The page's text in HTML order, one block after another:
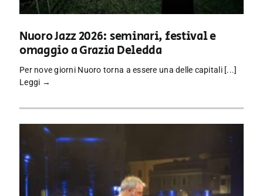
Nuoro Jazz 2026: seminari, festival e
omaggio a Grazia Deledda
Per nove giorni Nuoro torna a essere una delle capitali [...]
Leggi →